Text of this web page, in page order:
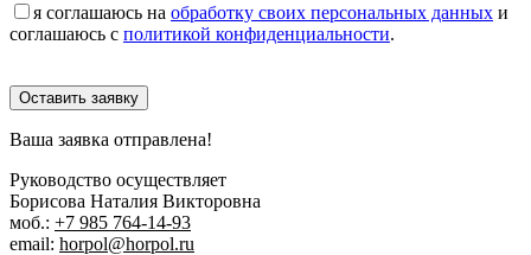
я соглашаюсь на обработку своих персональных данных и
соглашаюсь с политикой конфиденциальности.
Оставить заявку
Ваша заявка отправлена!
Руководство осуществляет
Борисова Наталия Викторовна
моб.: +7 985 764-14-93
email: horpol@horpol.ru